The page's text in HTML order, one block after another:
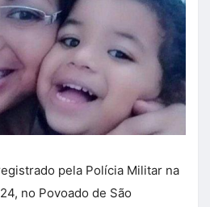
pela Polícia Militar na
no Povoado de São